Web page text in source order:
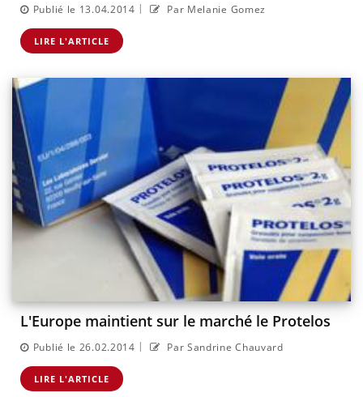
Publié le 13.04.2014 | Par Melanie Gomez
LIRE L'ARTICLE
L'Europe maintient sur le marché le Protelos
Publié le 26.02.2014 | Par Sandrine Chauvard
LIRE L'ARTICLE